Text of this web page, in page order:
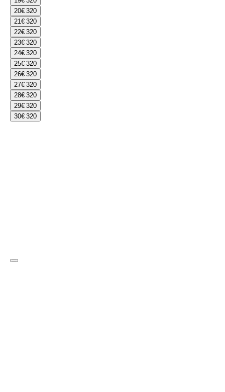
20€ 320
21€ 320
22€ 320
23€ 320
24€ 320
25€ 320
26€ 320
27€ 320
28€ 320
29€ 320
30€ 320